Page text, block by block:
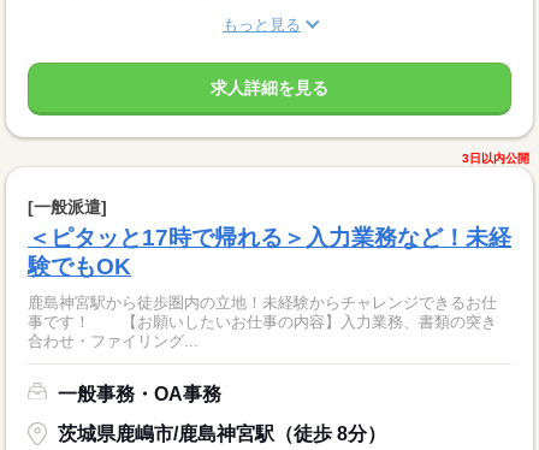
もっと見る
求人詳細を見る
3日以内公開
[一般派遣]
＜ピタッと17時で帰れる＞入力業務など！未経
験でもOK
鹿島神宮駅から徒歩圏内の立地！未経験からチャレンジできるお仕
事です！ 【お願いしたいお仕事の内容】入力業務、書類の突き
合わせ・ファイリング...
一般事務・OA事務
茨城県鹿嶋市/鹿島神宮駅（徒歩 8分）